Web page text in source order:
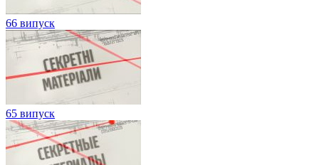
66 випуск
65 випуск